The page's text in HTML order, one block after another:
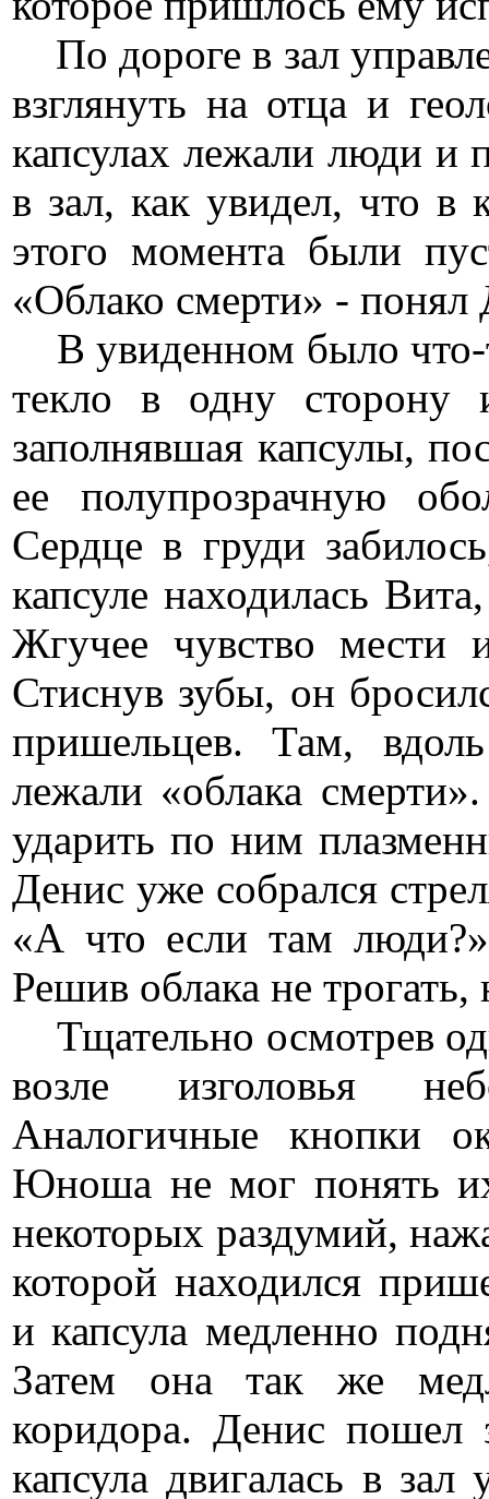
По дороге в зал
взглянуть на отца и
капсулах лежали люди
в зал, как увидел, что в
этого момента были
«Облако смерти» - понял
В увиденном было что-
текло в одну сторону
заполнявшая капсулы,
ее полупрозрачную
Сердце в груди
капсуле находилась
Жгучее чувство мести
Стиснув зубы, он
пришельцев. Там,
лежали «облака
ударить по ним
Денис уже собрался
«А что если там
Решив облака не
Тщательно осмотрев
возле изголовья
Аналогичные кнопки
Юноша не мог понять
некоторых раздумий,
которой находился
и капсула медленно
Затем она так же
коридора. Денис пошел
капсула двигалась в